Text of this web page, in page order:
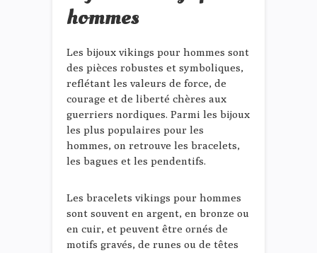
hommes
Les bijoux vikings pour hommes sont
des pièces robustes et symboliques,
reflétant les valeurs de force, de
courage et de liberté chères aux
guerriers nordiques. Parmi les bijoux
les plus populaires pour les
hommes, on retrouve les bracelets,
les bagues et les pendentifs.
Les bracelets vikings pour hommes
sont souvent en argent, en bronze ou
en cuir, et peuvent être ornés de
motifs gravés, de runes ou de têtes